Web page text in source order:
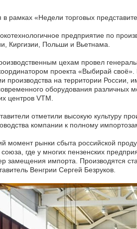
в рамках «Недели торговых
предприятие по
Киргизии, Польши и Вьетнама.
цехам провел
проекта «Выбирай
производства на территории
оборудования различных
центров VTM.
отметили высокую культуру
компании к полному
момент рынки сбыта российской
союза, где у многих пензенских
замещения импорта. Производятся
Венгрии Сергей Безруков.